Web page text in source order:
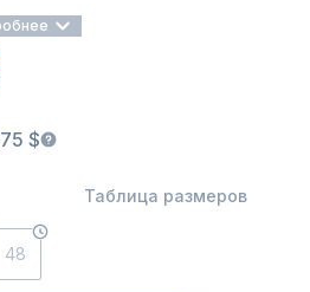
$
Таблица размеров
48